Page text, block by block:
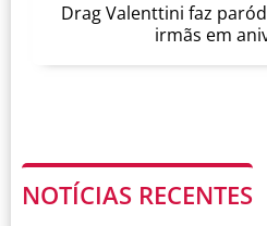
Drag Valenttini faz
irmãs em
NOTÍCIAS RECENTES